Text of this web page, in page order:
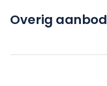
Overig aanbod